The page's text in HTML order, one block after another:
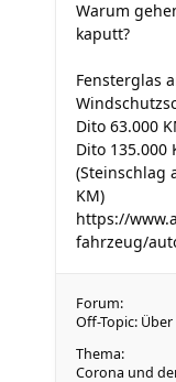
Warum
kaputt?
Fensterglas
Dito 63.000
Dito 135.000
(Steinschlag
KM)
https://
fahrzeug/
Forum:
Off-Topic:
Thema:
Corona und